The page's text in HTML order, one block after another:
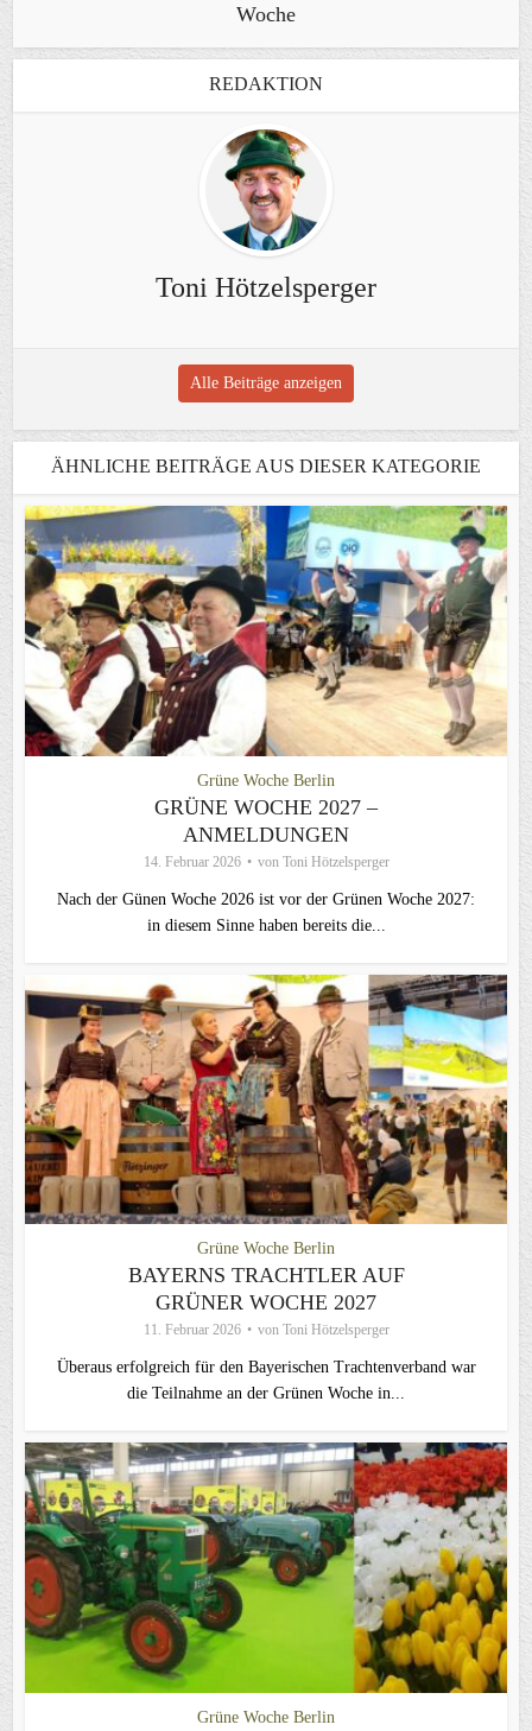
Woche
REDAKTION
Toni Hötzelsperger
Alle Beiträge anzeigen
ÄHNLICHE BEITRÄGE AUS DIESER KATEGORIE
Grüne Woche Berlin
GRÜNE WOCHE 2027 –
ANMELDUNGEN
14. Februar 2026 von Toni Hötzelsperger
Nach der Günen Woche 2026 ist vor der Grünen Woche 2027:
in diesem Sinne haben bereits die...
Grüne Woche Berlin
BAYERNS TRACHTLER AUF
GRÜNER WOCHE 2027
11. Februar 2026 von Toni Hötzelsperger
Überaus erfolgreich für den Bayerischen Trachtenverband war
die Teilnahme an der Grünen Woche in...
Grüne Woche Berlin